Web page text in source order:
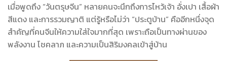
เมื่อพูดถึง “วันตรุษจีน” หลายคนจะนึกถึงการไหว้เจ้า อั่งเปา เสื้อผ้า
สีแดง และการรวมญาติ แต่รู้หรือไม่ว่า “ประตูบ้าน” คืออีกหนึ่งจุด
สำคัญที่คนจีนให้ความใส่ใจมากที่สุด เพราะถือเป็นทางผ่านของ
พลังงาน โชคลาภ และความเป็นสิริมงคลเข้าสู่บ้าน